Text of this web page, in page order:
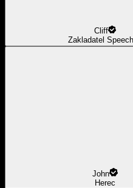
Cliff
Zakladatel
John
Herec